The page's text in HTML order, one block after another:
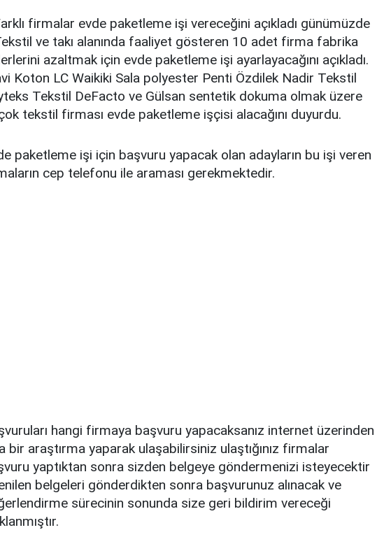
firmalar evde paketleme işi vereceğini açıkladı günümüzde
ve takı alanında faaliyet gösteren 10 adet firma fabrika
azaltmak için evde paketleme işi ayarlayacağını açıkladı.
Koton LC Waikiki Sala polyester Penti Özdilek Nadir Tekstil
Tekstil DeFacto ve Gülsan sentetik dokuma olmak üzere
tekstil firması evde paketleme işçisi alacağını duyurdu.
paketleme işi için başvuru yapacak olan adayların bu işi veren
cep telefonu ile araması gerekmektedir.
hangi firmaya başvuru yapacaksanız internet üzerinden
bir araştırma yaparak ulaşabilirsiniz ulaştığınız firmalar
yaptıktan sonra sizden belgeye göndermenizi isteyecektir
belgeleri gönderdikten sonra başvurunuz alınacak ve
sürecinin sonunda size geri bildirim vereceği